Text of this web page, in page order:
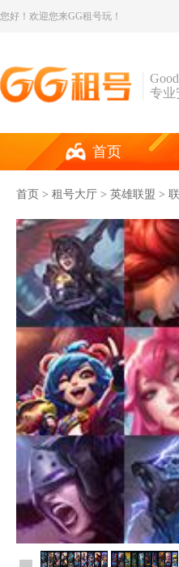
您好！欢迎您来GG租号玩！
专业
首页
首页 > 租号大厅 > 英雄联盟 >